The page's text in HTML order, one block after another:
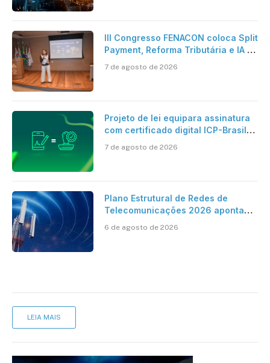
III Congresso FENACON coloca Split
Payment, Reforma Tributária e IA no
7 de agosto de 2026
Projeto de lei equipara assinatura
com certificado digital ICP-Brasil
cartório
7 de agosto de 2026
Plano Estrutural de Redes de
Telecomunicações 2026 aponta
mantém desafio
6 de agosto de 2026
LEIA MAIS